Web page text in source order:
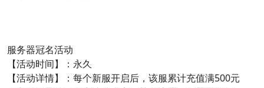
服务器冠名活动
【活动时间】：永久
【活动详情】：每个新服开启后，该服累计充值满500元